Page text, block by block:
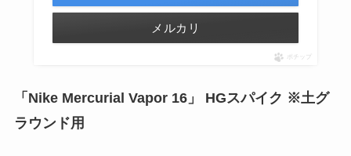
メルカリ
ポチップ
「Nike Mercurial Vapor 16」 HGスパイク ※土グ
ラウンド用